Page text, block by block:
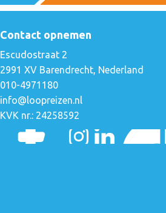
Contact opnemen
Escudostraat 2
2991 XV Barendrecht, Nederland
010-4971180
info@loopreizen.nl
KVK nr.: 24258592